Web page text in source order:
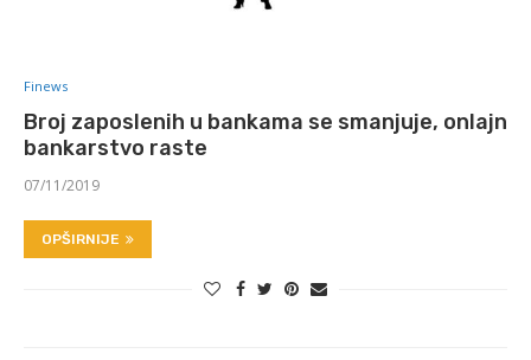
Finews
Broj zaposlenih u bankama se smanjuje, onlajn
bankarstvo raste
07/11/2019
OPŠIRNIJE